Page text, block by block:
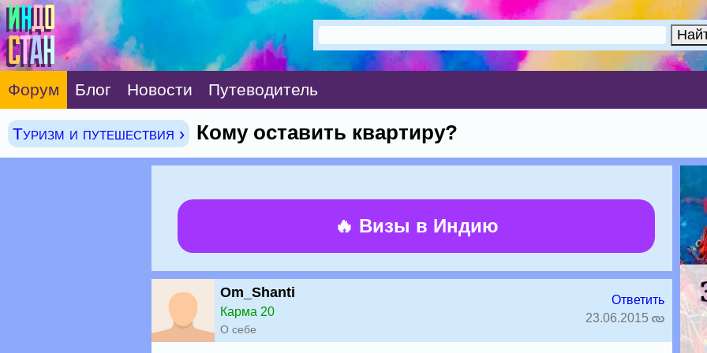
Форум Блог Новости Путеводитель
Туризм и путешествия › Кому оставить квартиру?
🔥 Визы в Индию
Om_Shanti
Карма 20
О себе
Ответить
23.06.2015